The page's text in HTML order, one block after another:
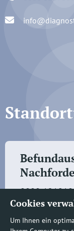
Cookies
Um Ihnen ein
0800